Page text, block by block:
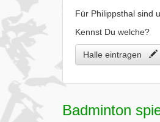
Für Philippsthal sind
Kennst Du welche?
Halle eintragen
Badminton